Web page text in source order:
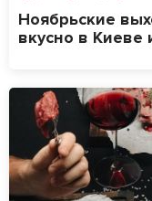
Ноябрьские
вкусно в Киеве